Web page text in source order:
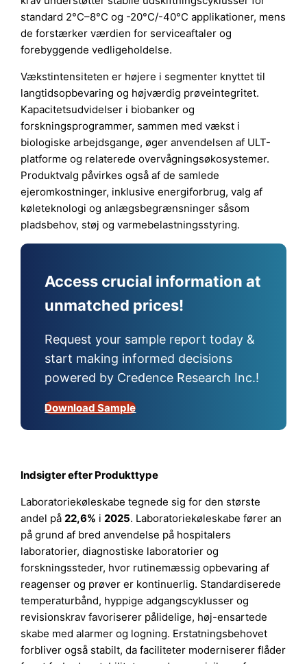
standard 2°C–8°C og -20°C/-40°C applikationer, mens
de forstærker værdien for serviceaftaler og
forebyggende vedligeholdelse.
Vækstintensiteten er højere i segmenter knyttet til
langtidsopbevaring og højværdig prøveintegritet.
Kapacitetsudvidelser i biobanker og
forskningsprogrammer, sammen med vækst i
biologiske arbejdsgange, øger anvendelsen af ULT-
platforme og relaterede overvågningsøkosystemer.
Produktvalg påvirkes også af de samlede
ejeromkostninger, inklusive energiforbrug, valg af
køleteknologi og anlægsbegrænsninger såsom
pladsbehov, støj og varmebelastningsstyring.
Access crucial information at
unmatched prices!
Request your sample report today &
start making informed decisions
powered by Credence Research Inc.!
Download Sample
Indsigter efter Produkttype
Laboratoriekøleskabe tegnede sig for den største
andel på22,6% i2025. Laboratoriekøleskabe fører an
på grund af bred anvendelse på hospitalers
laboratorier, diagnostiske laboratorier og
forskningssteder, hvor rutinemæssig opbevaring af
reagenser og prøver er kontinuerlig. Standardiserede
temperaturbånd, hyppige adgangscyklusser og
revisionskrav favoriserer pålidelige, høj-ensartede
skabe med alarmer og logning. Erstatningsbehovet
forbliver også stabilt, da faciliteter moderniserer flåder